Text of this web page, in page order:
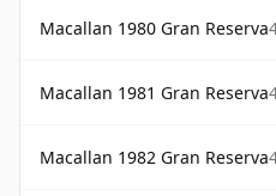
Macallan 1980 Gran Reserva
Macallan 1981 Gran Reserva
Macallan 1982 Gran Reserva